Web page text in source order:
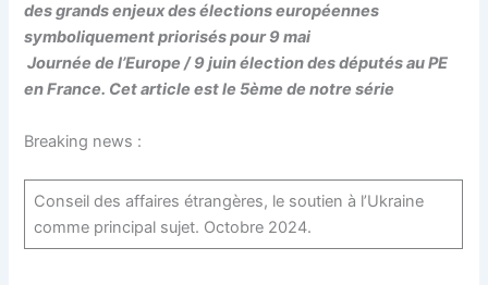
des grands enjeux des élections européennes
symboliquement priorisés pour 9 mai
Journée de l’Europe / 9 juin élection des députés au PE
en France. Cet article est le 5ème de notre série
Breaking news :
Conseil des affaires étrangères, le soutien à l’Ukraine
comme principal sujet. Octobre 2024.